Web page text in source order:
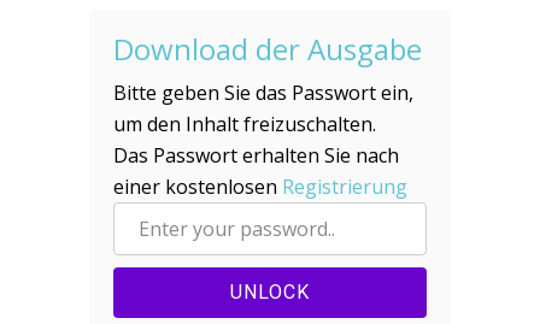
Download der Ausgabe
Bitte geben Sie das Passwort ein,
um den Inhalt freizuschalten.
Das Passwort erhalten Sie nach
einer kostenlosen Registrierung
UNLOCK